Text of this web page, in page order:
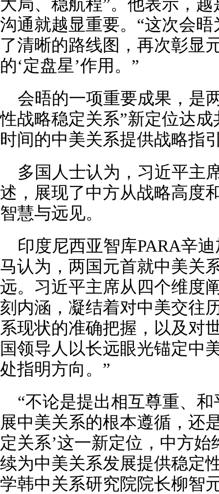
大局、稳航程”。他表示，
沟通就越显重要。“这次会
了清晰的路线图，再次彰显
的‘定盘星’作用。”
会晤的一项重要成果，是
性战略稳定关系”新定位达
时间的中美关系提供战略指
多国人士认为，习近平主
述，展现了中方从战略高度
智慧与远见。
印度尼西亚智库PARA辛
马认为，两国元首就中美关
远。习近平主席从四个维度
刻内涵，凝结着对中美交往
系现状的准确把握，以及对
国领导人以长远眼光锚定中
处指明方向。”
“不论是提出相互尊重、
展中美关系的根本遵循，还
定关系’这一新定位，中方
续为中美关系发展提供稳定
学韩中关系研究院院长柳智